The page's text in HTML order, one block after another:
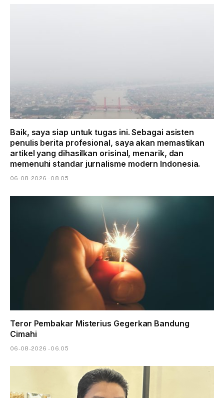
Baik, saya siap untuk tugas ini. Sebagai asisten
penulis berita profesional, saya akan memastikan
artikel yang dihasilkan orisinal, menarik, dan
memenuhi standar jurnalisme modern Indonesia.
06-08-2026 - 08.05
Teror Pembakar Misterius Gegerkan Bandung
Cimahi
06-08-2026 - 06.05